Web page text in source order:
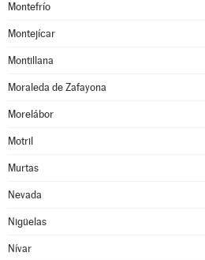
Montefrío
Montejícar
Montillana
Moraleda de Zafayona
Morelábor
Motril
Murtas
Nevada
Nigüelas
Nívar